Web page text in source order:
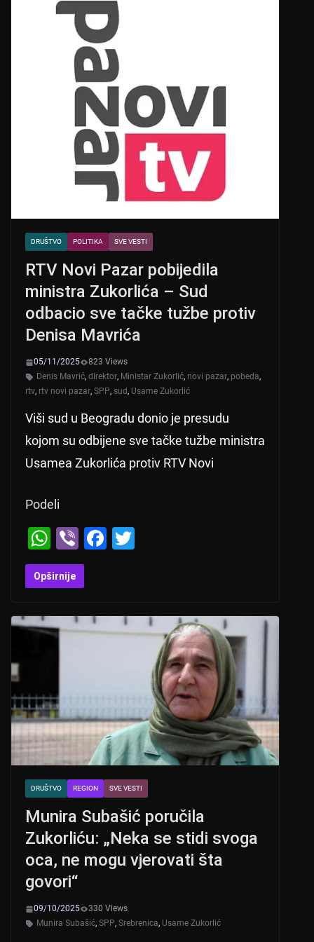
DRUŠTVO POLITIKA SVE VESTI
RTV Novi Pazar pobijedila
ministra Zukorlića – Sud
odbacio sve tačke tužbe protiv
Denisa Mavrića
05/11/2025
823 Views
Denis Mavrić, direktor, Ministar Zukorlić, novi pazar, pobeda,
rtv, rtv novi pazar, SPP, sud, Usame Zukorlić
Viši sud u Beogradu donio je presudu
kojom su odbijene sve tačke tužbe ministra
Usamea Zukorlića protiv RTV Novi
Podeli
W
h
at
A
Vi
b
er
F
b
Opširnije
DRUŠTVO REGION SVE VESTI
Munira Subašić poručila
Zukorliću: „Neka se stidi svoga
oca, ne mogu vjerovati šta
govori“
09/10/2025
330 Views
Munira Subašić, SPP, Srebrenica, Usame Zukorlić